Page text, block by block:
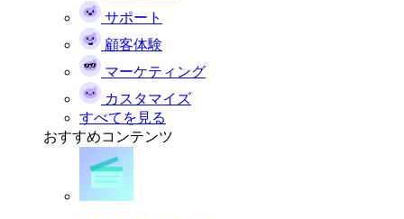
サポート
顧客体験
マーケティング
カスタマイズ
すべてを見る
おすすめコンテンツ